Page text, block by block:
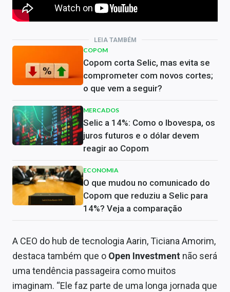
LEIA TAMBÉM
COPOM
Copom corta Selic, mas evita se
comprometer com novos cortes;
o que vem a seguir?
MERCADOS
Selic a 14%: Como o Ibovespa, os
juros futuros e o dólar devem
reagir ao Copom
ECONOMIA
O que mudou no comunicado do
Copom que reduziu a Selic para
14%? Veja a comparação
A CEO do hub de tecnologia Aarin, Ticiana Amorim,
destaca também que o Open Investment não será
uma tendência passageira como muitos
imaginam. “Ele faz parte de uma longa jornada que